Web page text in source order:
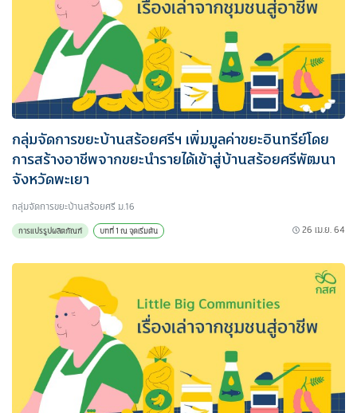
กลุ่มจัดการขยะบ้านสร้อยศรีฯ เพิ่มมูลค่าขยะอินทรีย์โดย
การสร้างอาชีพจากขยะนำรายได้เข้าสู่บ้านสร้อยศรีพัฒนา
จังหวัดพะเยา
กลุ่มจัดการขยะบ้านสร้อยศรี ม.16
การแปรรูปผลิตภัณฑ์ บทที่ 1 ณ จุดเริ่มต้น 26 เม.ย. 64